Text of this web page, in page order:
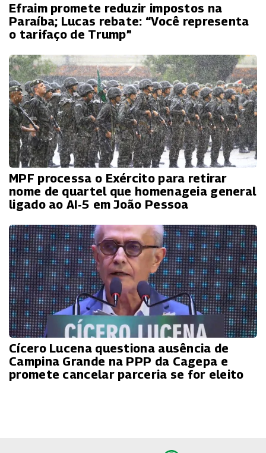
Efraim promete reduzir impostos na
Paraíba; Lucas rebate: “Você representa
o tarifaço de Trump”
MPF processa o Exército para retirar
nome de quartel que homenageia general
ligado ao AI‑5 em João Pessoa
Cícero Lucena questiona ausência de
Campina Grande na PPP da Cagepa e
promete cancelar parceria se for eleito